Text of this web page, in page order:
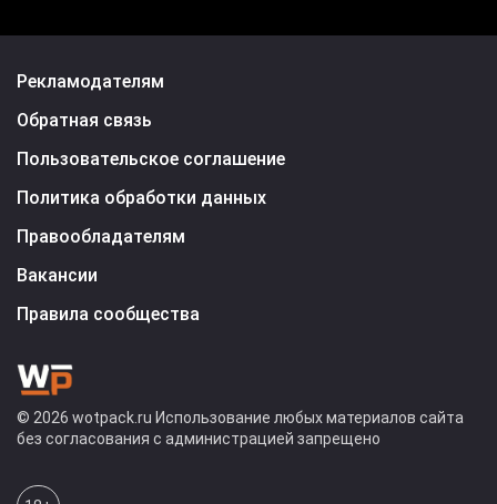
Рекламодателям
Обратная связь
Пользовательское соглашение
Политика обработки данных
Правообладателям
Вакансии
Правила сообщества
© 2026 wotpack.ru Использование любых материалов сайта
без согласования с администрацией запрещено